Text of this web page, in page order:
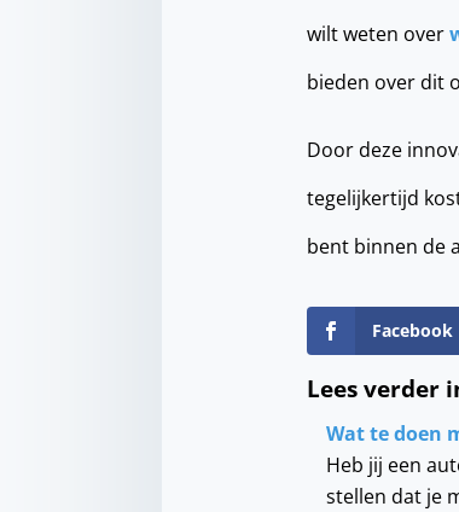
wilt weten over
bieden over dit
Door deze
tegelijkertijd
bent binnen de
Facebook
Lees verder
Wat te doen
Heb jij een
stellen dat je